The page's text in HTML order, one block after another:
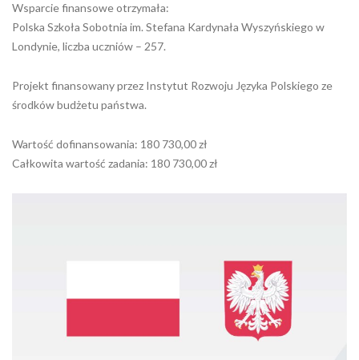
Wsparcie finansowe otrzymała:
Polska Szkoła Sobotnia im. Stefana Kardynała Wyszyńskiego w
Londynie, liczba uczniów – 257.
Projekt finansowany przez Instytut Rozwoju Języka Polskiego ze
środków budżetu państwa.
Wartość dofinansowania: 180 730,00 zł
Całkowita wartość zadania: 180 730,00 zł